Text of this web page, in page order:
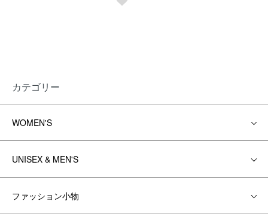
カテゴリー
WOMEN'S
UNISEX & MEN'S
ファッション小物